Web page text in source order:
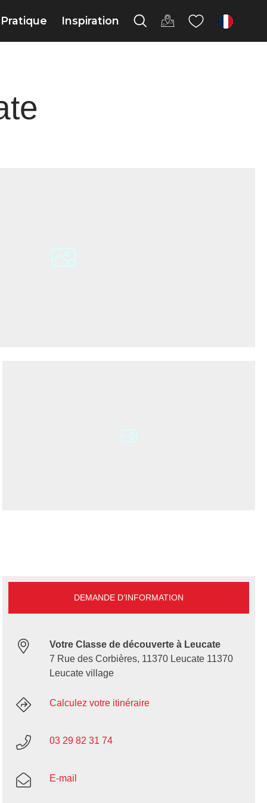
Pratique Inspiration fr
DEMANDE D’INFORMATION
Votre Classe de découverte à Leucate
7 Rue des Corbières, 11370 Leucate 11370
Leucate village
Calculez votre itinéraire
03 29 82 31 74
E-mail